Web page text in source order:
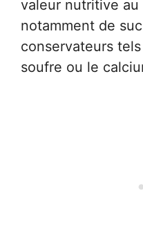
valeur nutritive au
notamment de
conservateurs
soufre ou le